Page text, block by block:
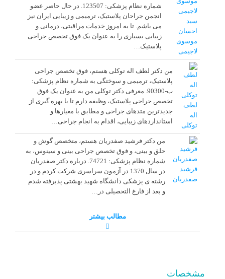
سید
احسان
موسوی
لاجیمی
شماره نظام پزشکی: 123507. در حال حاضر عضو
انجمن جراحان پلاستیک، ترمیمی و زیبایی ایران نیز
می باشم. تا به امروز خدمات مراقبتی، درمانی و
زیبایی بسیاری را به عنوان یک فوق تخصص جراحی
پلاستیک…
لطف
اله
توکلی
من دکتر لطف اله توکلی هستم، فوق تخصص جراحی
پلاستیک، ترمیمی و سوختگی به شماره نظام پزشکی:
ب-90300. معرفی دکتر توکلی من به عنوان یک فوق
تخصص جراحی پلاستیک، وظیفه دارم تا با بهره گیری از
جدیدترین متدهای جراحی و مطابق با معیارها و
استانداردهای زیبایی، اقدام به انجام جراحی…
فرشید
صفدریان
من دکتر فرشید صفدریان هستم، متخصص گوش و
حلق و بینی، و فوق تخصص جراحی بینی و سینوس، به
شماره نظام پزشکی: 74721. درباره دکتر صفدریان
در سال 1370 در آزمون سراسری شرکت کردم و در
رشته ی پزشکی دانشگاه شهید بهشتی پذیرفته شدم
و بعد از فارغ التحصیلی در…
مطالب بیشتر
مشخصات